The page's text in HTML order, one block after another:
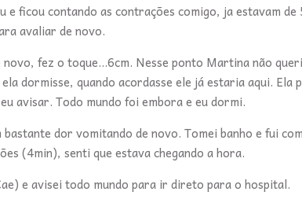
e ficou contando as contrações comigo, ja estavam
avaliar de novo.
novo, fez o toque...6cm. Nesse ponto Martina não
dormisse, quando acordasse ele já estaria aqui.
avisar. Todo mundo foi embora e eu dormi.
dor vomitando de novo. Tomei banho e fui
(4min), senti que estava chegando a hora.
e avisei todo mundo para ir direto para o hospital.